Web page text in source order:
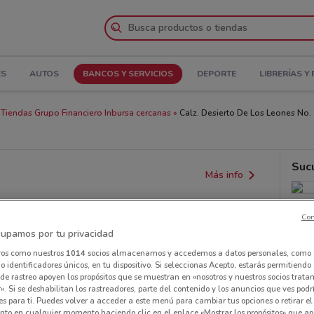
AUTOS BANCOS Y SERVICIOS DEPORTE LIBRERÍAS Y
Tiendas Grupo Financiero Inbursa cercanas
Calz. Desierto De Los Leones
Más info
por tu privacidad
como nuestros 1014socios almacenamos y accedemos a datos personales, como
identificadores únicos, en tu dispositivo. Si seleccionas Acepto, estarás
rastreo apoyen los propósitos que se muestran en «nosotros y nuestros socios
Si se deshabilitan los rastreadores, parte del contenido y los anuncios que ves
para ti. Puedes volver a acceder a este menú para cambiar tus opciones o retirar el